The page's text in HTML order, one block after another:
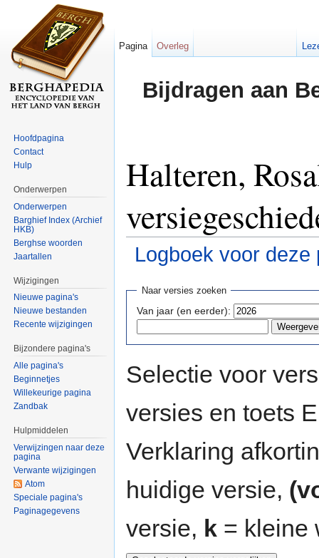
Bijdragen aan
Halteren,
Logboek voor deze
Naar versies zoeken
Van jaar (en eerder):
Selectie voor
versies en toets
Verklaring
huidige versie,
versie, k = kleine
Pagina Overleg
Hoofdpagina
Contact
Hulp
Onderwerpen
Onderwerpen
Barghief Index (Archief
HKB)
Berghse woorden
Jaartallen
Wijzigingen
Nieuwe pagina's
Nieuwe bestanden
Recente wijzigingen
Bijzondere pagina's
Alle pagina's
Beginnetjes
Willekeurige pagina
Zandbak
Hulpmiddelen
Verwijzingen naar deze
pagina
Verwante wijzigingen
Atom
Speciale pagina's
Paginagegevens